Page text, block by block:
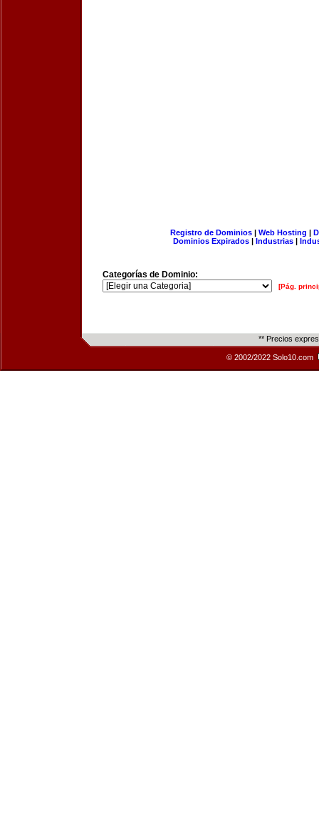
Registro de Dominios| Web Hosting |
Dominios Expirados | Industrias |
Categorías de Dominio:
[Pág.
** Precios
© 2002/2022 Solo10.com